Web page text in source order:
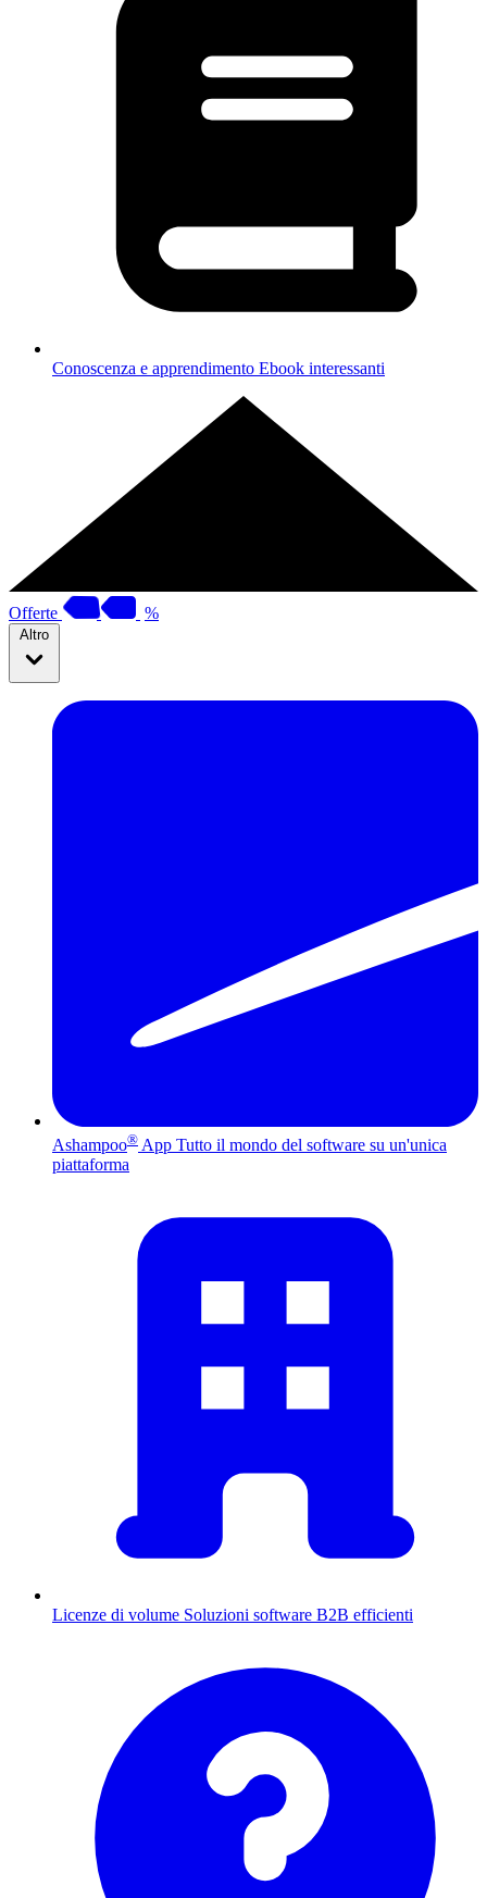
Conoscenza e apprendimento Ebook interessanti
Offerte %
Altro
Ashampoo® App Tutto il mondo del software su un'unica
piattaforma
Licenze di volume Soluzioni software B2B efficienti